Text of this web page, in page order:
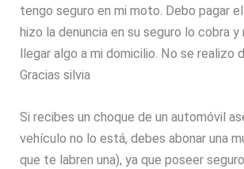
tengo seguro en mi moto. Debo pagar
hizo la denuncia en su seguro lo cobra y
llegar algo a mi domicilio. No se realizo
Gracias silvia
Si recibes un choque de un automóvil
vehículo no lo está, debes abonar una
que te labren una), ya que poseer